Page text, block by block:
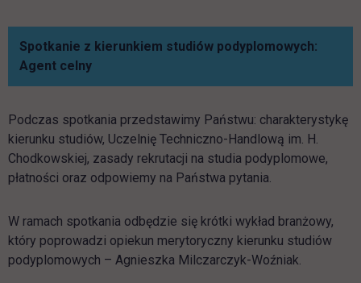
Spotkanie z kierunkiem studiów podyplomowych:
Agent celnylink otwiera się w nowej karcie
Podczas spotkania przedstawimy Państwu: charakterystykę
kierunku studiów, Uczelnię Techniczno-Handlową im. H.
Chodkowskiej, zasady rekrutacji na studia podyplomowe,
płatności oraz odpowiemy na Państwa pytania.
W ramach spotkania odbędzie się krótki wykład branżowy,
który poprowadzi opiekun merytoryczny kierunku studiów
podyplomowych – Agnieszka Milczarczyk-Woźniak.